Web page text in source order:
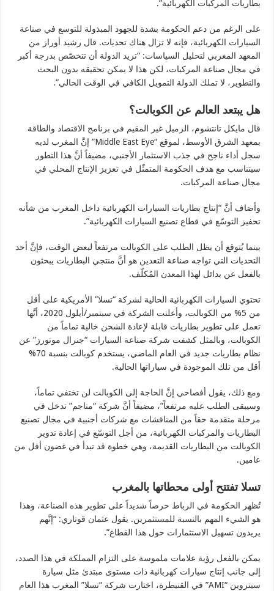
بطاريات المركبات الكهربائية”.
على الرغم من دعم الحكومة بشدة للجهود المبذولة للتوسع في صناعة
السيارات الكهربائية، فإنه لا تزال هناك تحديات. قال رشيد أوراز من
المعهد المغربي لتحليل السياسات: “تريد الدولة أن تتخصّص بدرجة أكبر
في مجال صناعة المركبات، لكن هذا لا يمكن تحقيقه بدون البحث
والتطوير، لا تملك الدولة التمويل الكافي في الوقت الحالي”.
هل يبتعد العالم عن الكوبالت؟
قال مايكل تانتشوم، الزميل غير المقيم في برنامج الاقتصاد والطاقة
بمعهد الشرق الأوسط، لموقع “Middle East Eye” إنَّ المغرب لديه
سجل أداء ناجح في جذب الاستثمار الأجنبي، مضيفاً أنَّ هذا التطور
سيتناسب مع هدف الحكومة المتمثّل في تعزيز الإنتاج المحلي في
مجال صناعة المركبات.
وأضاف أنَّ “إنتاج بطاريات السيارات الكهربائية داخل المغرب من شأنه
تحفيز التوسّع في قطاع تصنيع السيارات الكهربائية”.
بينما يُتوقع أن يظل الطلب على الكوبالت مرتفعاً لبعض الوقت، فإنَّ أحد
التحديات التي تواجه صناعة التعدين هو أنَّ منتجي البطاريات يبحثون
بالفعل عن بدائل لهذا المعدن المُكلّف.
تحتوي السيارات الكهربائية الحالية لشركة “تسلا” الأمريكية على أقل
من 5% من الكوبالت، وأعلنت الشركة في سبتمبر/أيلول 2020، أنَّها
تعمل على تطوير بطاريات قابلة لإعادة الشحن خالية تماماً من
الكوبالت، وبالمثل كشفت شركة صناعة السيارات “جنرال موتورز” عن
نظام بطاريات جديد في العام الماضي، يستخدم كوبالت بنسبة 70%
أقل من تلك الموجودة في سياراتها الحالية.
ومع ذلك، يقول أفصاحي إنَّ الحاجة إلى الكوبالت لن تختفي تماماً،
وسيبقى الطلب عليه مرتفعاً”، مضيفاً أنَّ شركة “مناجم” تدخل في
مرحلة متقدمة حقاً من المناقشات مع شركات أجنبية في مجال تصنيع
البطاريات والمركبات الكهربائية، من أجل التوسّع في إعادة تدوير
الكوبالت من البطاريات القديمة، وهي خطوة قد تبدأ في غضون أقل من
عامين.
تسلا تفتتح أولى محطاتها بالمغرب
تُظهر الحكومة في الرباط حرصاً شديداً على تطوير هذه الصناعة، وهذا
هو الشيء المهم بالنسبة للمستثمرين. يقول عثمان قوتاري: “إنَّهم
يريدون تسهيل الاستثمارات حول هذا القطاع”.
يمكن بالفعل رؤية علامات ملموسة على التزام المملكة في هذا الصدد،
إلى جانب إنتاج سيارات كهربائية ذات مستوى مبتدئ مثل سيارة
سيتروين “AMI” في القنيطرة، اختارت شركة “تسلا” المغرب هذا العام